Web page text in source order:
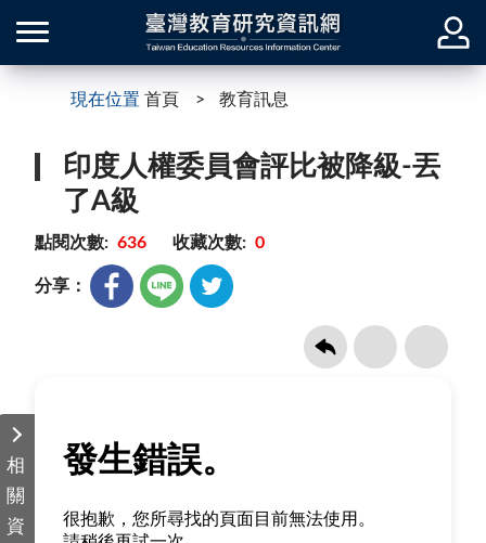
現在位置 首頁 教育訊息
印度人權委員會評比被降級-丟
了A級
點閱次數: 636 收藏次數: 0
分享：
相
關
資